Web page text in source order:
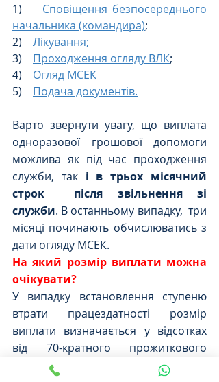
1) Сповіщення безпосереднього
начальника (командира);
2) Лікування;
3) Проходження огляду ВЛК;
4) Огляд МСЕК
5) Подача документів.
Варто звернути увагу, що виплата
одноразової грошової допомоги
можлива як під час проходження
служби, так і в трьох місячний
строк  після звільнення зі
служби. В останньому випадку,  три
місяці починають обчислюватись з
дати огляду МСЕК.
На який розмір виплати можна
очікувати?
У випадку встановлення ступеню
втрати працездатності розмір
виплати визначається у відсотках
від 70-кратного прожиткового
мінімуму, встановленого законом